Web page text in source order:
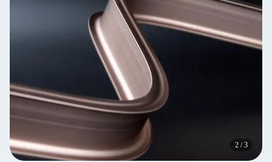
2 /3